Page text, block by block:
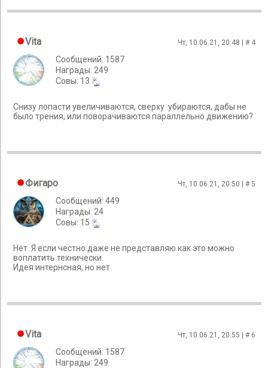
Vita Чт, 10.06.21, 20:48 | # 4
Сообщений: 1587
Награды: 249
Cовы: 13
Снизу лопасти увеличиваются, сверху убираются, дабы не
было трения, или поворачиваются параллельно движению?
Фигаро Чт, 10.06.21, 20:50 | #5
Сообщений: 449
Награды: 24
Cовы: 15
Нет. Я если честно даже не представляю как это можно
воплатить технически.
Идея интернсная, но нет.
Vita Чт, 10.06.21, 20:55 | # 6
Сообщений: 1587
Награды: 249